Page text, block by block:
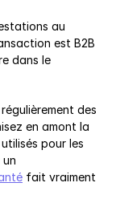
au
est B2B
dans le
des
en amont la
pour les
fait vraiment